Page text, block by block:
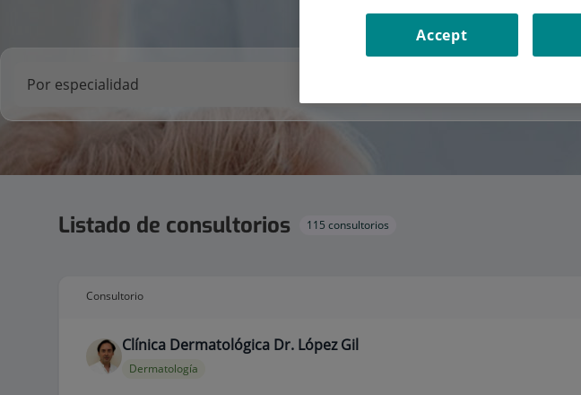
Listado de consultorios 115 consultorios
Consultorio
Clínica Dermatológica Dr. López Gil
Dermatología
Accept